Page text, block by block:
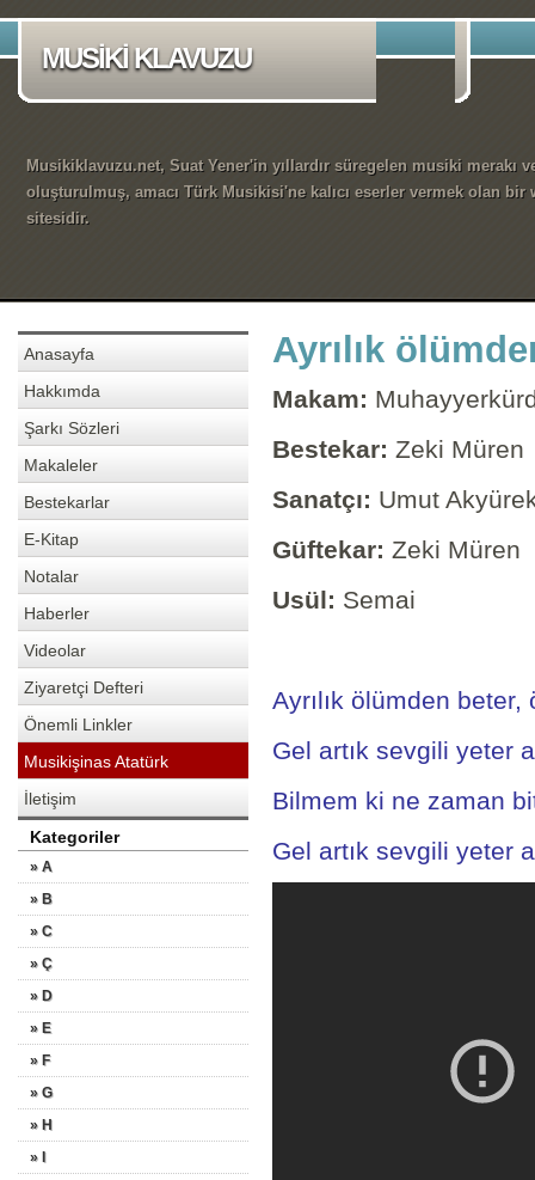
MUSİKİ KLAVUZU
Musikiklavuzu.net, Suat Yener'in yıllardır süregelen musiki merakı
oluşturulmuş, amacı Türk Musikisi'ne kalıcı eserler vermek olan bir
sitesidir.
Anasayfa
Hakkımda
Şarkı Sözleri
Makaleler
Bestekarlar
E-Kitap
Notalar
Haberler
Videolar
Ziyaretçi Defteri
Önemli Linkler
Musikişinas Atatürk
İletişim
Kategoriler
» A
» B
» C
» Ç
» D
» E
» F
» G
» H
» I
Ayrılık
Makam:
Bestekar: Zeki Müren
Sanatçı: Umut
Güftekar: Zeki Müren
Usül: Semai
Ayrılık ölümden beter,
Gel artık sevgili yeter
Bilmem ki ne zaman
Gel artık sevgili yeter